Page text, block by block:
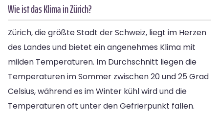
Wie ist das Klima in Zürich?
Zürich, die größte Stadt der Schweiz, liegt im Herzen
des Landes und bietet ein angenehmes Klima mit
milden Temperaturen. Im Durchschnitt liegen die
Temperaturen im Sommer zwischen 20 und 25 Grad
Celsius, während es im Winter kühl wird und die
Temperaturen oft unter den Gefrierpunkt fallen.